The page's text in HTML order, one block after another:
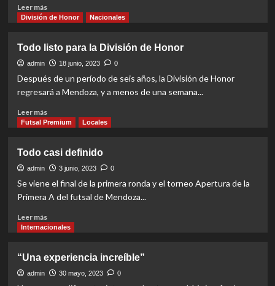
Leer másRead
more
Club
se
va
para
División de Honor Nacionales
Todo listo para la División de Honor
admin 18 junio, 2023 0
Después de un período de seis años, la División de Honor
regresará a Mendoza, y a menos de una semana...
Leer másRead
more
listo
para
la
División
Honor
Futsal Premium Locales
Todo casi definido
admin 3 junio, 2023 0
Se viene el final de la primera ronda y el torneo Apertura de la
Primera A del futsal de Mendoza...
Leer másRead
more
casi
definido
Internacionales
“Una experiencia increíble”
admin 30 mayo, 2023 0